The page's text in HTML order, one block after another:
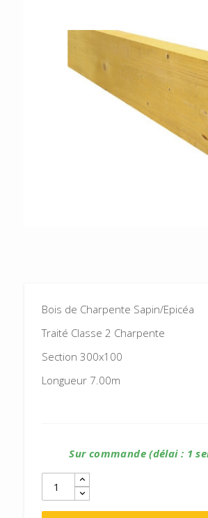
Bois de Charpente Sapin/Epicéa
Traité Classe 2 Charpente
Section 300x100
Longueur 7.00m
Sur commande (délai : 1